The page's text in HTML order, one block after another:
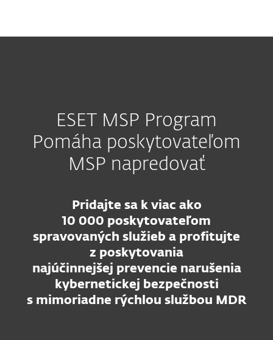
ESET MSP Program
Pomáha poskytovateľom
MSP napredovať
Pridajte sa k viac ako
10 000 poskytovateľom
spravovaných služieb a profitujte
z poskytovania
najúčinnejšej prevencie narušenia
kybernetickej bezpečnosti
s mimoriadne rýchlou službou MDR